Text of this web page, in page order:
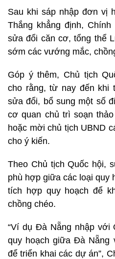
Sau khi sáp nhập đơn vị
Thắng khẳng định,
sửa đổi căn cơ, tổng thể
sớm các vướng mắc,
Góp ý thêm, Chủ tịch
cho rằng, từ nay đến khi
sửa đổi, bổ sung một số
cơ quan chủ trì soạn
hoặc mời chủ tịch UBND
cho ý kiến.
Theo Chủ tịch Quốc hội,
phù hợp giữa các loại quy
tích hợp quy hoạch để
chồng chéo.
“Ví dụ Đà Nẵng nhập với
quy hoạch giữa Đà Nẵng
để triển khai các dự án”,